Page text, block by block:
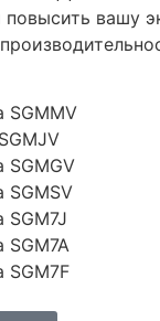
вашу
SGMMV
SGMGV
SGMSV
SGM7J
SGM7A
SGM7F